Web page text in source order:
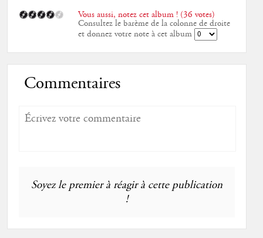
Vous aussi, notez cet album ! (36 votes)
Consultez le barème de la colonne de droite
et donnez votre note à cet album
Commentaires
Soyez le premier à réagir à cette publication
!